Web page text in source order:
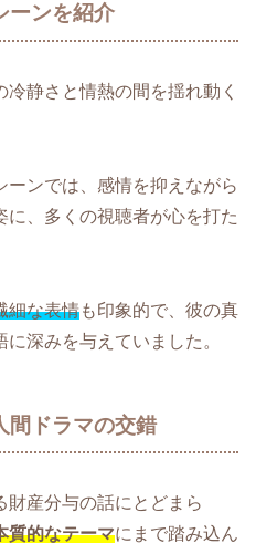
ーンを紹介
冷静さと情熱の間を揺れ動く
ンでは、感情を抑えながら
に、多くの視聴者が心を打た
細な表情も印象的で、彼の真
深みを与えていました。
間ドラマの交錯
財産分与の話にとどまら
質的なテーマにまで踏み込ん